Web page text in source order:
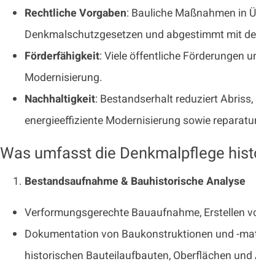
Rechtliche Vorgaben: Bauliche Maßnahmen in
Denkmalschutzgesetzen und abgestimmt mit
Förderfähigkeit: Viele öffentliche Förderungen
Modernisierung.
Nachhaltigkeit: Bestandserhalt reduziert
energieeffiziente Modernisierung sowie
Was umfasst die Denkmalpflege
Bestandsaufnahme & Bauhistorische Analyse
Verformungsgerechte Bauaufnahme, Erstellen
Dokumentation von Baukonstruktionen und -
historischen Bauteilaufbauten, Oberflächen